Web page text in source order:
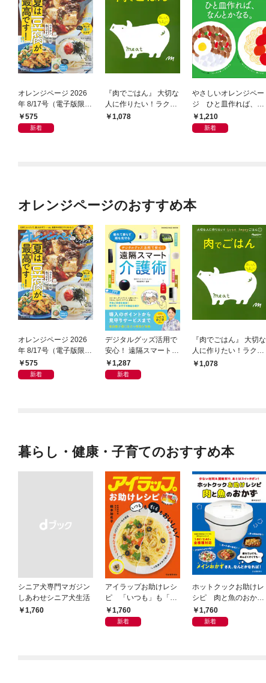
オレンジページ 2026
年 8/17号（電子版限定
特典付き）
575
新着
『肉でごはん』 大切な
人に作りたい！ラクラ
ク、happyごはん
1,078
やさしいオレンジペー
ジ ひと皿作れば、な
んとかなる。
1,210
新着
オレンジページのおすすめ本
オレンジページ 2026
年 8/17号（電子版限定
特典付き）
575
新着
デジタルグッズ活用で
安心！ 遠隔スマート介
護術1,287
新着
『肉でごはん』 大切な
人に作りたい！ラクラ
ク、happyごはん
1,078
暮らし・健康・子育てのおすすめ本
シニア犬専門マガジン
しあわせシニア犬生活
￥1,760
アイラップお助けレシ
ピ 「いつも」も「も
しも」もおいしい！
1,760
新着
ホットクックお助けレ
シピ 肉と魚のおか
ず 少ない材料＆調味
料で、あとはスイッチ
1,760
新着